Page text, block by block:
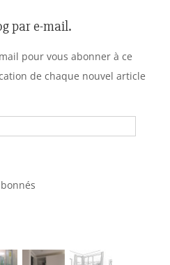
par e-mail.
pour vous abonner à ce
de chaque nouvel article